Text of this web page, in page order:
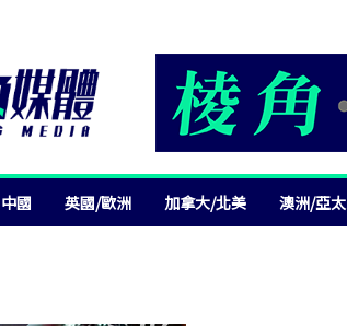
中國 英國/歐洲 加拿大/北美 澳洲/亞太